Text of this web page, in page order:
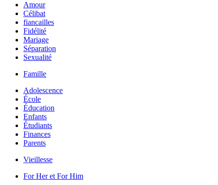
Amour
Célibat
fiancailles
Fidélité
Mariage
Séparation
Sexualité
Famille
Adolescence
École
Éducation
Enfants
Étudiants
Finances
Parents
Vieillesse
For Her et For Him